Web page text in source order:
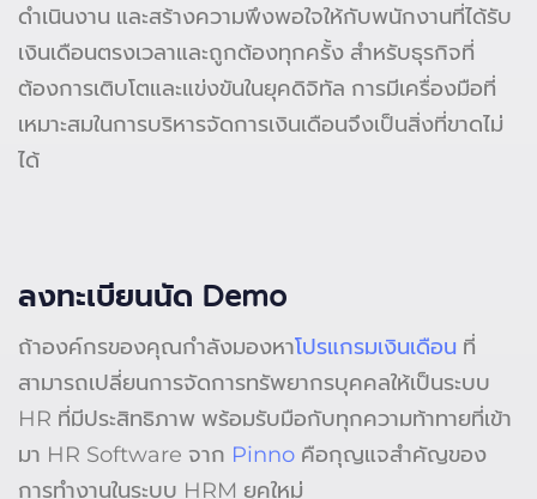
ดำเนินงาน และสร้างความพึงพอใจให้กับพนักงานที่ได้รับ
เงินเดือนตรงเวลาและถูกต้องทุกครั้ง สำหรับธุรกิจที่
ต้องการเติบโตและแข่งขันในยุคดิจิทัล การมีเครื่องมือที่
เหมาะสมในการบริหารจัดการเงินเดือนจึงเป็นสิ่งที่ขาดไม่
ได้
ลงทะเบียนนัด Demo
ถ้าองค์กรของคุณกำลังมองหาโปรแกรมเงินเดือน ที่
สามารถเปลี่ยนการจัดการทรัพยากรบุคคลให้เป็นระบบ
HR ที่มีประสิทธิภาพ พร้อมรับมือกับทุกความท้าทายที่เข้า
มา HR Software จาก Pinno คือกุญแจสำคัญของ
การทำงานในระบบ HRM ยุคใหม่